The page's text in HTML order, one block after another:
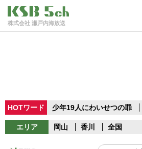
株式会社 瀬戸内海放送
HOTワード 少年19人にわいせつの罪
エリア 岡山 香川 全国